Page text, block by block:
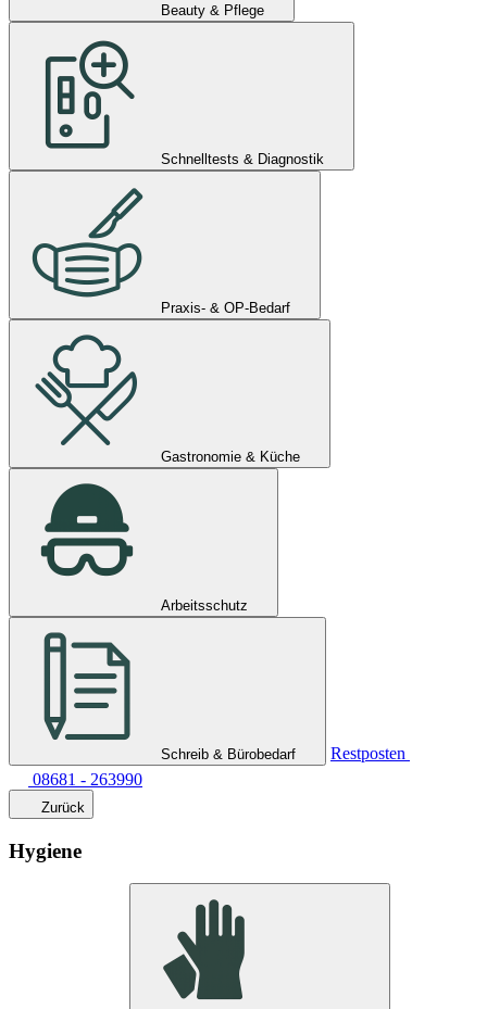
Beauty & Pflege
Schnelltests & Diagnostik
Praxis- & OP-Bedarf
Gastronomie & Küche
Arbeitsschutz
Schreib & Bürobedarf
Restposten
08681 - 263990
Zurück
Hygiene